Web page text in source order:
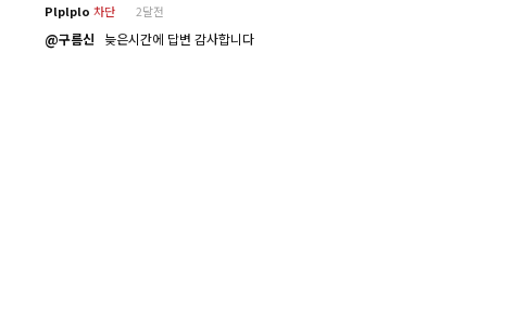
Plplplo 차단 2달전
@구름신 늦은시간에 답변 감사합니다